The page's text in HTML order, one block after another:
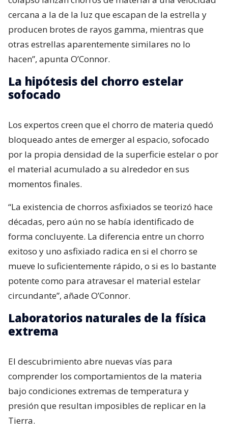
cercana a la de la luz que escapan de la estrella y
producen brotes de rayos gamma, mientras que
otras estrellas aparentemente similares no lo
hacen”, apunta O’Connor.
La hipótesis del chorro estelar
sofocado
Los expertos creen que el chorro de materia quedó
bloqueado antes de emerger al espacio, sofocado
por la propia densidad de la superficie estelar o por
el material acumulado a su alrededor en sus
momentos finales.
“La existencia de chorros asfixiados se teorizó hace
décadas, pero aún no se había identificado de
forma concluyente. La diferencia entre un chorro
exitoso y uno asfixiado radica en si el chorro se
mueve lo suficientemente rápido, o si es lo bastante
potente como para atravesar el material estelar
circundante”, añade O’Connor.
Laboratorios naturales de la física
extrema
El descubrimiento abre nuevas vías para
comprender los comportamientos de la materia
bajo condiciones extremas de temperatura y
presión que resultan imposibles de replicar en la
Tierra.